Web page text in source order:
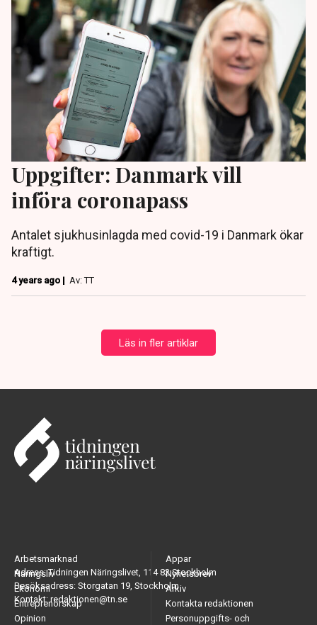
Uppgifter: Danmark vill
införa coronapass
Antalet sjukhusinlagda med covid-19 i Danmark ökar
kraftigt.
4 years ago | Av: TT
Läs in fler artiklar
Adress: Tidningen Näringslivet, 114 82 Stockholm
Besöksadress: Storgatan 19, Stockholm
Kontakt: redaktionen@tn.se
Arbetsmarknad
Näringsliv
Ekonomi
Entreprenörskap
Opinion
Appar
Nyhetsbrev
Arkiv
Kontakta redaktionen
Personuppgifts- och